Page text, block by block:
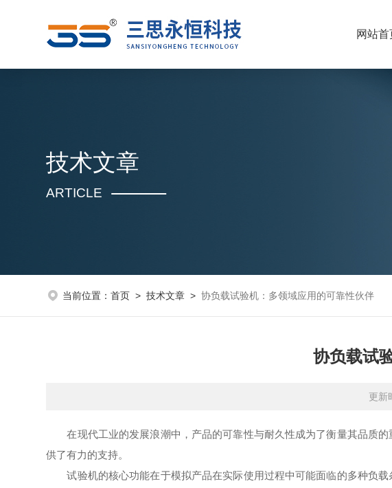
网站首
技术文章
ARTICLE
当前位置：首页 >技术文章 >协负载试验机：多领域应用的可靠性伙伴
协负载试
更
在现代工业的发展浪潮中，产品的可靠性与耐久性成为了衡量其品质的
供了有力的支持。
试验机的核心功能在于模拟产品在实际使用过程中可能面临的多种负载